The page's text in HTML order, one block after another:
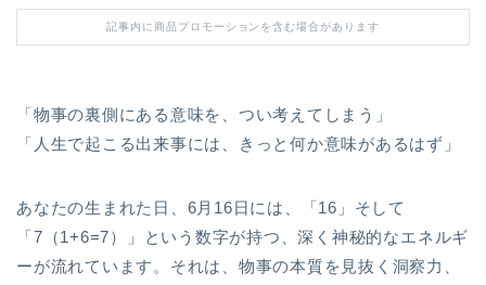
記事内に商品プロモーションを含む場合があります
「物事の裏側にある意味を、つい考えてしまう」
「人生で起こる出来事には、きっと何か意味があるはず」
あなたの生まれた日、6月16日には、「16」そして
「7（1+6=7）」という数字が持つ、深く神秘的なエネルギ
ーが流れています。それは、物事の本質を見抜く洞察力、